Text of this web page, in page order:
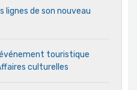
lignes de son nouveau
touristique
culturelles